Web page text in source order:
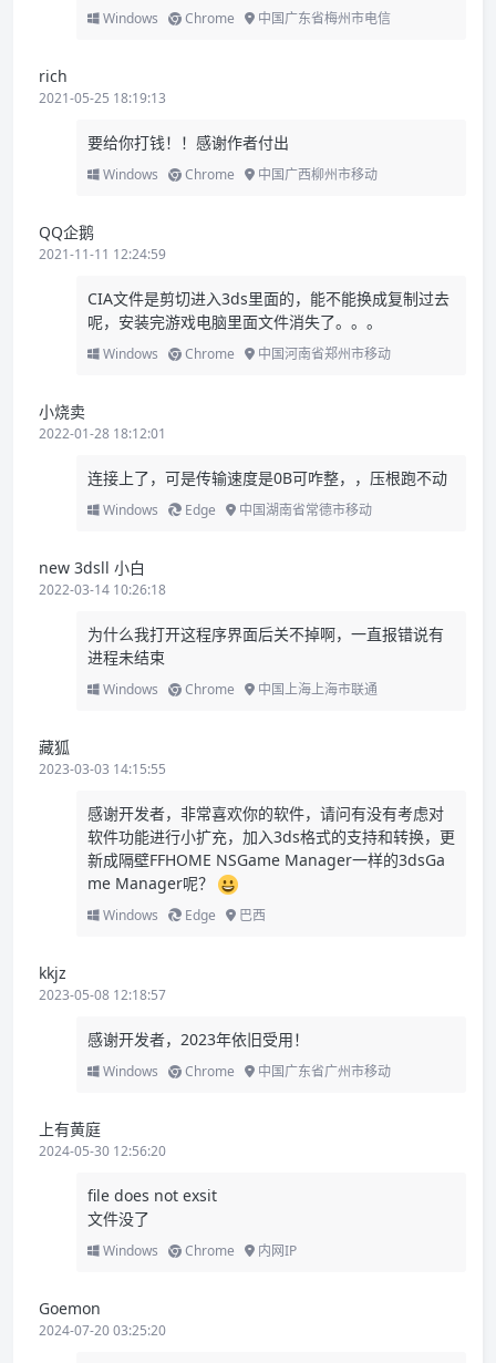
Windows Chrome 中国广东省梅州市电信
rich
2021-05-25 18:19:13
要给你打钱！！感谢作者付出
Windows Chrome 中国广西柳州市移动
QQ企鹅
2021-11-11 12:24:59
CIA文件是剪切进入3ds里面的，能不能换成复制过去
呢，安装完游戏电脑里面文件消失了。。。
Windows Chrome 中国河南省郑州市移动
小烧卖
2022-01-28 18:12:01
连接上了，可是传输速度是0B可咋整，，压根跑不动
Windows Edge 中国湖南省常德市移动
new 3dsll 小白
2022-03-14 10:26:18
为什么我打开这程序界面后关不掉啊，一直报错说有
进程未结束
Windows Chrome 中国上海上海市联通
藏狐
2023-03-03 14:15:55
感谢开发者，非常喜欢你的软件，请问有没有考虑对
软件功能进行小扩充，加入3ds格式的支持和转换，更
新成隔壁FFHOME NSGame Manager一样的3dsGa
me Manager呢？
Windows Edge 巴西
kkjz
2023-05-08 12:18:57
感谢开发者，2023年依旧受用！
Windows Chrome 中国广东省广州市移动
上有黄庭
2024-05-30 12:56:20
file does not exsit
文件没了
Windows Chrome 内网IP
Goemon
2024-07-20 03:25:20